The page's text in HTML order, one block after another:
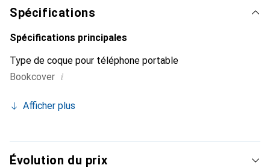
choix fiable pour une clientèle exigeante.
Spécifications
Spécifications principales
Type de coque pour téléphone portable
Bookcover i
Afficher plus
Évolution du prix